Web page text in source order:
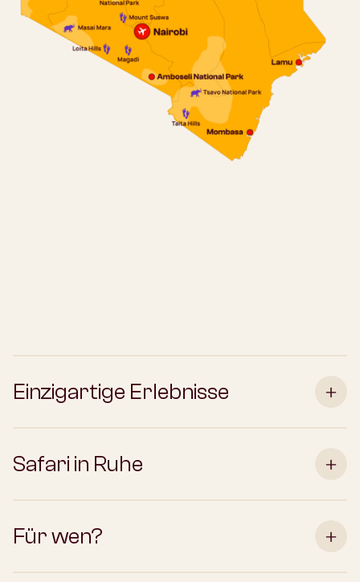
Einzigartige Erlebnisse
Safari in Ruhe
Für wen?